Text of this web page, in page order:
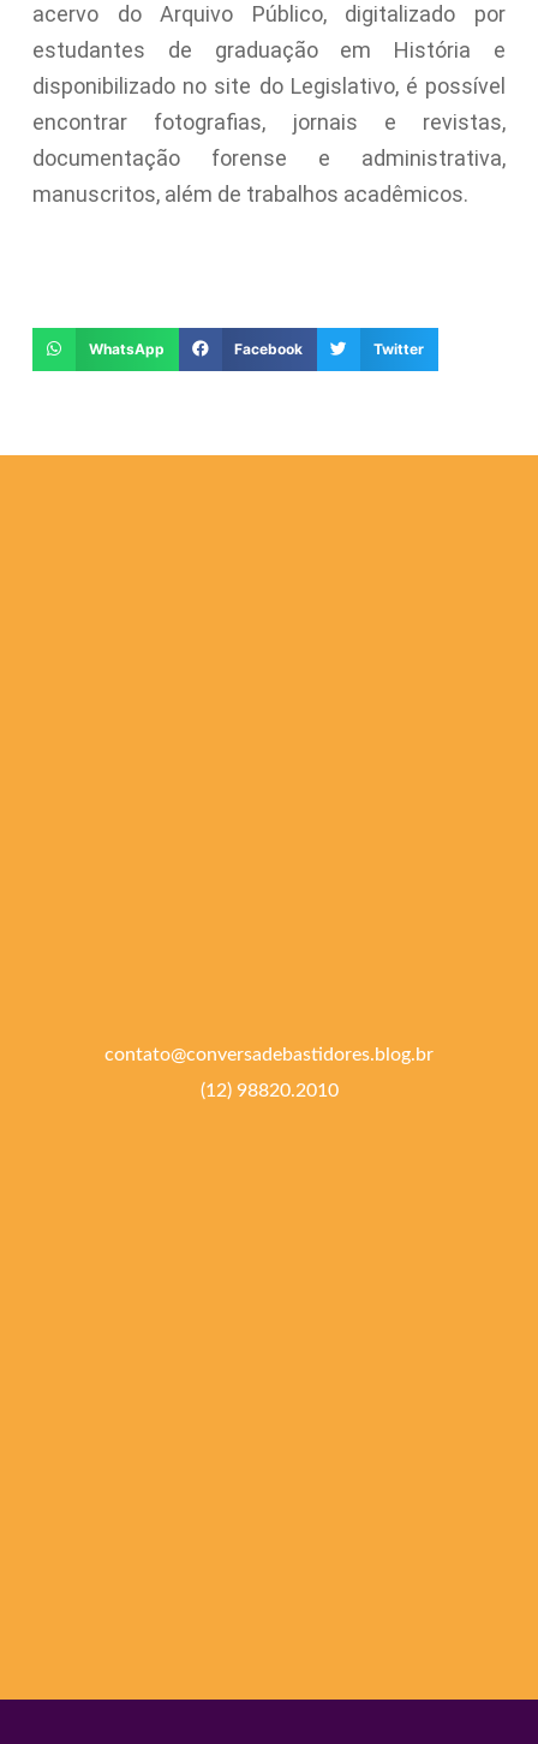
acervo do Arquivo Público, digitalizado por
estudantes de graduação em História e
disponibilizado no site do Legislativo, é possível
encontrar fotografias, jornais e revistas,
documentação forense e administrativa,
manuscritos, além de trabalhos acadêmicos.
WhatsApp Facebook Twitter
contato@conversadebastidores.blog.br
(12) 98820.2010